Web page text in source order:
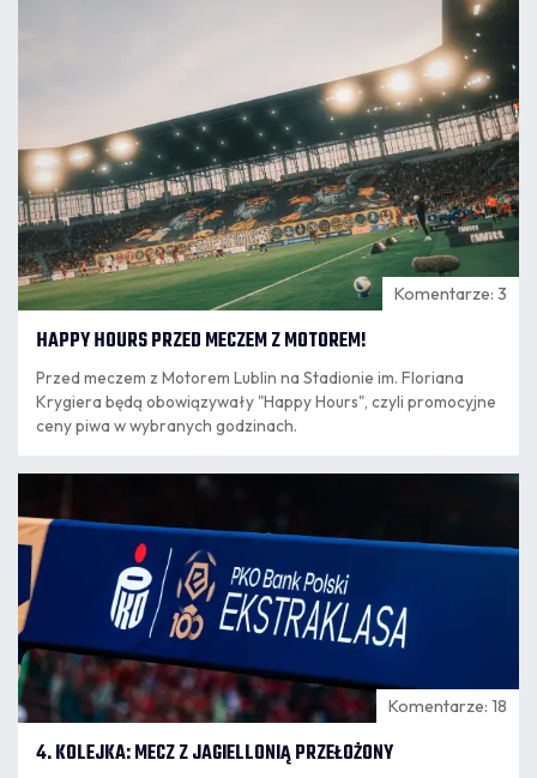
motoryczne przeszło 240 zawodników kategorii Orlik i
Komentarze: 3
HAPPY HOURS PRZED MECZEM Z MOTOREM!
Przed meczem z Motorem Lublin na Stadionie im. Floriana
Krygiera będą obowiązywały "Happy Hours", czyli promocyjne
ceny piwa w wybranych godzinach.
Komentarze: 18
4. KOLEJKA: MECZ Z JAGIELLONIĄ PRZEŁOŻONY